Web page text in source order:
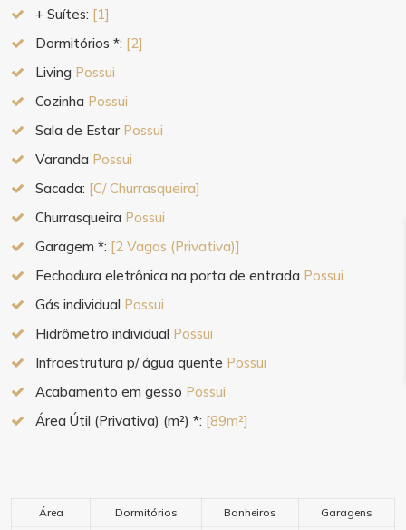
+ Suítes: [1]
Dormitórios *: [2]
Living Possui
Cozinha Possui
Sala de Estar Possui
Varanda Possui
Sacada: [C/ Churrasqueira]
Churrasqueira Possui
Garagem *: [2 Vagas (Privativa)]
Fechadura eletrônica na porta de entrada Possui
Gás individual Possui
Hidrômetro individual Possui
Infraestrutura p/ água quente Possui
Acabamento em gesso Possui
Área Útil (Privativa) (m²) *: [89m²]
Área Dormitórios Banheiros Garagens